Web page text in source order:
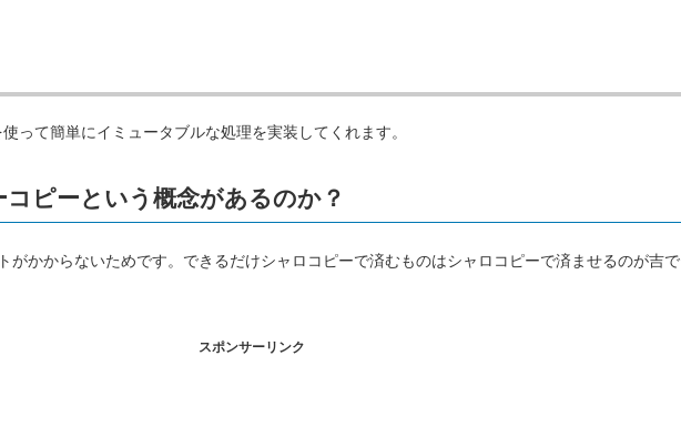
って簡単にイミュータブルな処理を実装してくれます。
ピーという概念があるのか？
がかからないためです。できるだけシャロコピーで済むものはシャロコピーで済ませるのが吉で
スポンサーリンク